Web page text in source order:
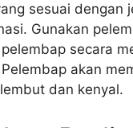
sesuai dengan
Gunakan
secara
akan
dan kenyal.